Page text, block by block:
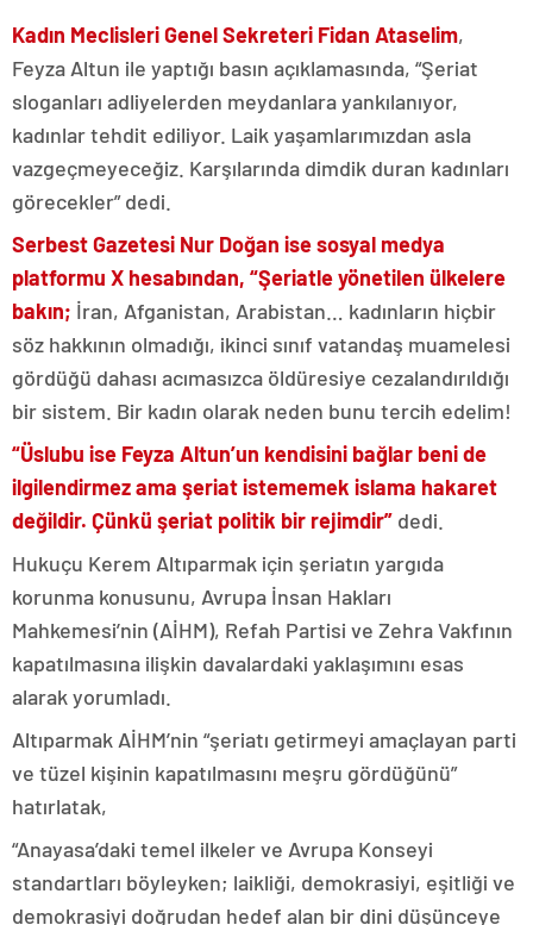
Kadın Meclisleri Genel Sekreteri Fidan Ataselim,
Feyza Altun ile yaptığı basın açıklamasında, “Şeriat
sloganları adliyelerden meydanlara yankılanıyor,
kadınlar tehdit ediliyor. Laik yaşamlarımızdan asla
vazgeçmeyeceğiz. Karşılarında dimdik duran kadınları
görecekler” dedi.
Serbest Gazetesi Nur Doğan ise sosyal medya
platformu X hesabından, “Şeriatle yönetilen ülkelere
bakın; İran, Afganistan, Arabistan… kadınların hiçbir
söz hakkının olmadığı, ikinci sınıf vatandaş muamelesi
gördüğü dahası acımasızca öldüresiye cezalandırıldığı
bir sistem. Bir kadın olarak neden bunu tercih edelim!
“Üslubu ise Feyza Altun’un kendisini bağlar beni de
ilgilendirmez ama şeriat istememek islama hakaret
değildir. Çünkü şeriat politik bir rejimdir” dedi.
Hukuçu Kerem Altıparmak için şeriatın yargıda
korunma konusunu, Avrupa İnsan Hakları
Mahkemesi’nin (AİHM), Refah Partisi ve Zehra Vakfının
kapatılmasına ilişkin davalardaki yaklaşımını esas
alarak yorumladı.
Altıparmak AİHM’nin “şeriatı getirmeyi amaçlayan parti
ve tüzel kişinin kapatılmasını meşru gördüğünü”
hatırlatak,
“Anayasa’daki temel ilkeler ve Avrupa Konseyi
standartları böyleyken; laikliği, demokrasiyi, eşitliği ve
demokrasiyi doğrudan hedef alan bir dini düşünceye